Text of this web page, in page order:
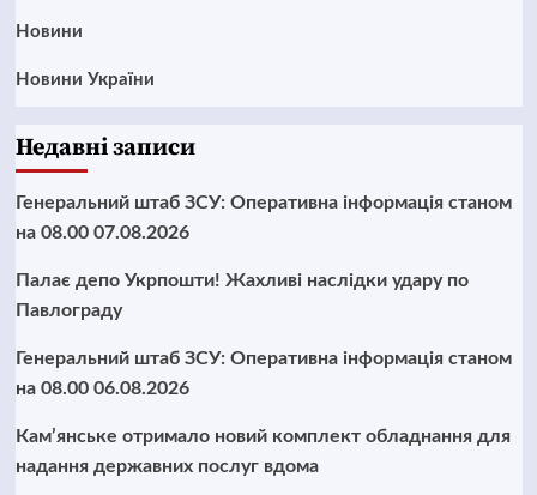
Новини
Новини України
Недавні записи
Генеральний штаб ЗСУ: Оперативна інформація станом
на 08.00 07.08.2026
Палає депо Укрпошти! Жахливі наслідки удару по
Павлограду
Генеральний штаб ЗСУ: Оперативна інформація станом
на 08.00 06.08.2026
Кам’янське отримало новий комплект обладнання для
надання державних послуг вдома